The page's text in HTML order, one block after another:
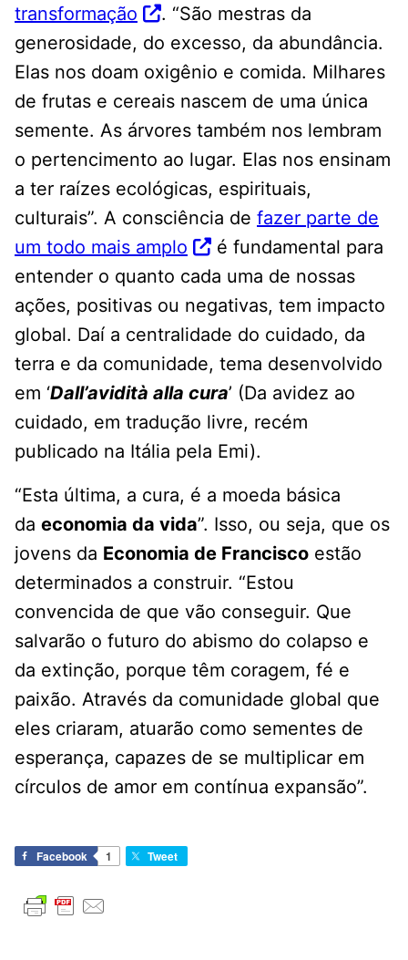
transformação
. “São mestras da
generosidade, do excesso, da abundância.
Elas nos doam oxigênio e comida. Milhares
de frutas e cereais nascem de uma única
semente. As árvores também nos lembram
o pertencimento ao lugar. Elas nos ensinam
a ter raízes ecológicas, espirituais,
culturais”. A consciência de fazer parte de
um todo mais amplo
é fundamental para
entender o quanto cada uma de nossas
ações, positivas ou negativas, tem impacto
global. Daí a centralidade do cuidado, da
terra e da comunidade, tema desenvolvido
em ‘Dall’avidità alla cura’ (Da avidez ao
cuidado, em tradução livre, recém
publicado na Itália pela Emi).
“Esta última, a cura, é a moeda básica
da economia da vida”. Isso, ou seja, que os
jovens da Economia de Francisco estão
determinados a construir. “Estou
convencida de que vão conseguir. Que
salvarão o futuro do abismo do colapso e
da extinção, porque têm coragem, fé e
paixão. Através da comunidade global que
eles criaram, atuarão como sementes de
esperança, capazes de se multiplicar em
círculos de amor em contínua expansão”.
Facebook 1 Tweet